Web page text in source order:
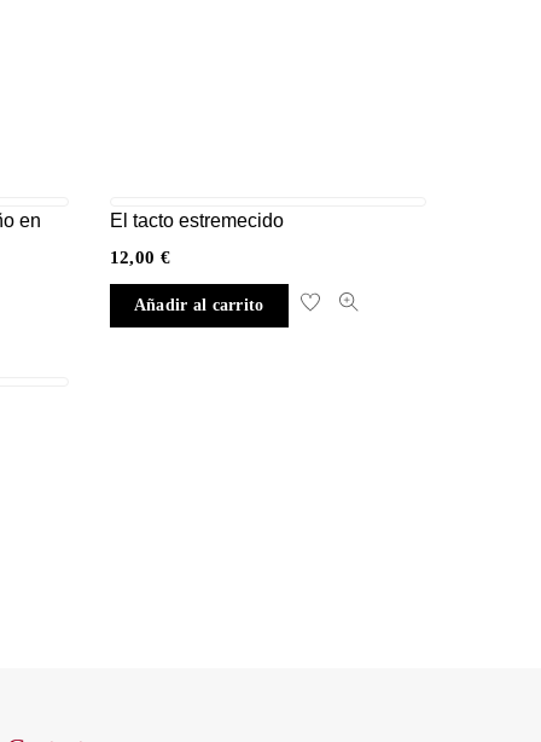
en El tacto estremecido
12,00 €
Añadir al carrito